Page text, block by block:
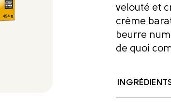
velouté et
crème
beurre
de quoi